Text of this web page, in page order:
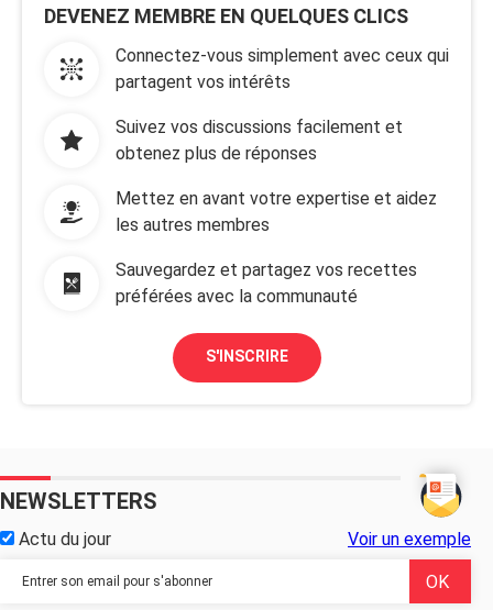
DEVENEZ MEMBRE EN QUELQUES CLICS
Connectez-vous simplement avec ceux qui
partagent vos intérêts
Suivez vos discussions facilement et
obtenez plus de réponses
Mettez en avant votre expertise et aidez
les autres membres
Sauvegardez et partagez vos recettes
préférées avec la communauté
S'INSCRIRE
NEWSLETTERS
Actu du jour Voir un exemple